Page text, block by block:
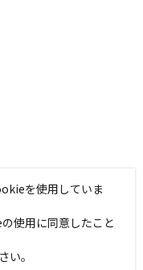
を使用していま
使用に同意したこと
い。